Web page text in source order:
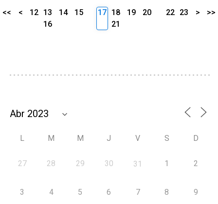
<< < 12 13 14
15
16
17 18 19
20
21
22 23 > >>
L M M J V S D
27 28 29 30 31 1 2
3 4 5 6 7 8 9